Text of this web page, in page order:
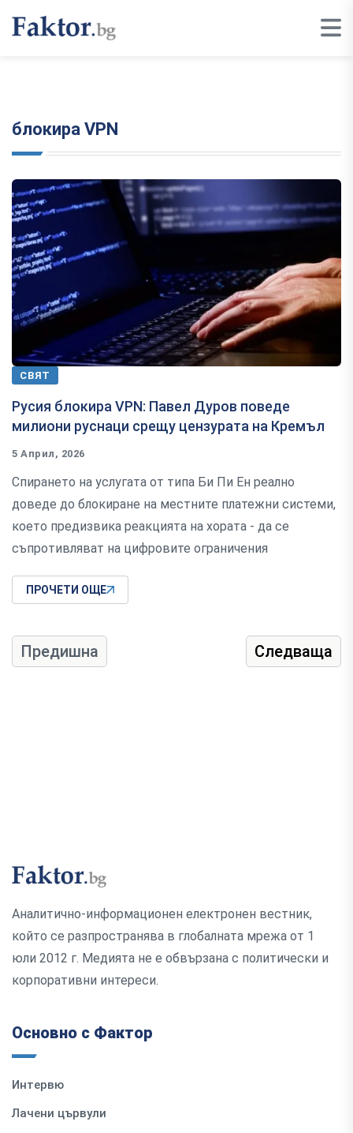
блокира VPN
СВЯТ
Русия блокира VPN: Павел Дуров поведе
милиони руснаци срещу цензурата на Кремъл
5 Април, 2026
Спирането на услугата от типа Би Пи Ен реално
доведе до блокиране на местните платежни системи,
което предизвика реакцията на хората - да се
съпротивляват на цифровите ограничения
ПРОЧЕТИ ОЩЕ
Предишна Следваща
Аналитично-информационен електронен вестник,
който се разпространява в глобалната мрежа от 1
юли 2012 г. Медията не е обвързана с политически и
корпоративни интереси.
Основно с Фактор
Интервю
Лачени цървули